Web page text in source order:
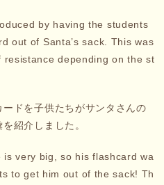
by having the students
out of Santa’s sack. This was
depending on the st
ドを子供たちがサンタさんの
紹介しました。
is very big, so his flashcard wa
to get him out of the sack! Th